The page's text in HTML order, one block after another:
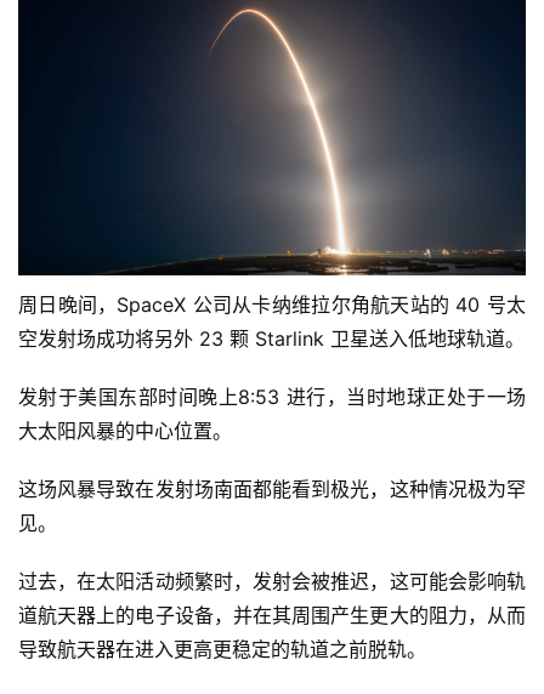
周日晚间，SpaceX 公司从卡纳维拉尔角航天站的 40 号太
空发射场成功将另外 23 颗 Starlink 卫星送入低地球轨道。
发射于美国东部时间晚上8:53 进行，当时地球正处于一场
大太阳风暴的中心位置。
这场风暴导致在发射场南面都能看到极光，这种情况极为罕
见。
过去，在太阳活动频繁时，发射会被推迟，这可能会影响轨
道航天器上的电子设备，并在其周围产生更大的阻力，从而
导致航天器在进入更高更稳定的轨道之前脱轨。